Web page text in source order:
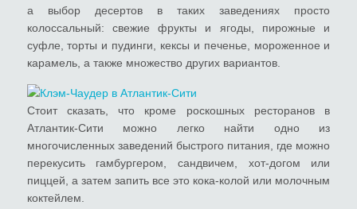
а выбор десертов в таких заведениях просто
колоссальный: свежие фрукты и ягоды, пирожные и
суфле, торты и пудинги, кексы и печенье, мороженное и
карамель, а также множество других вариантов.
Стоит сказать, что кроме роскошных ресторанов в
Атлантик-Сити можно легко найти одно из
многочисленных заведений быстрого питания, где можно
перекусить гамбургером, сандвичем, хот-догом или
пиццей, а затем запить все это кока-колой или молочным
коктейлем.